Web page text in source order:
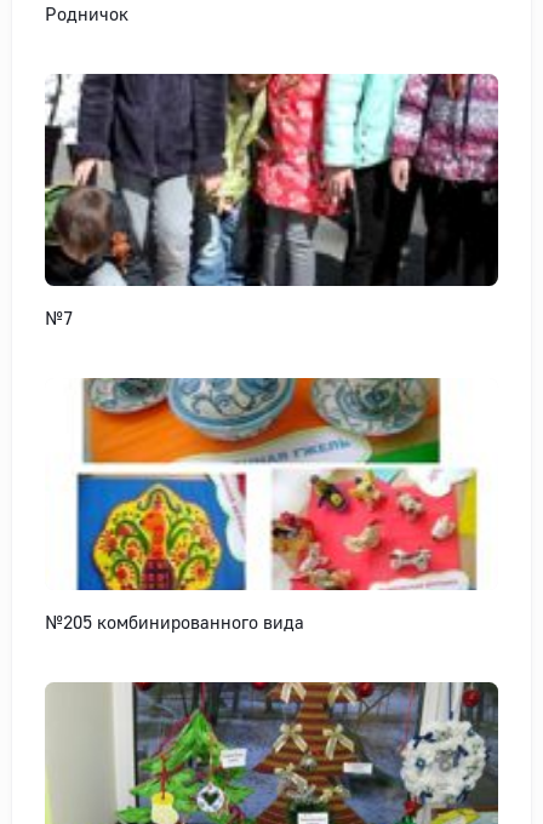
Родничок
№7
№205 комбинированного вида